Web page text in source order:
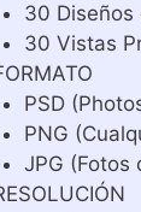
30 Diseños
30 Vistas
PSD
PNG
JPG (Fotos